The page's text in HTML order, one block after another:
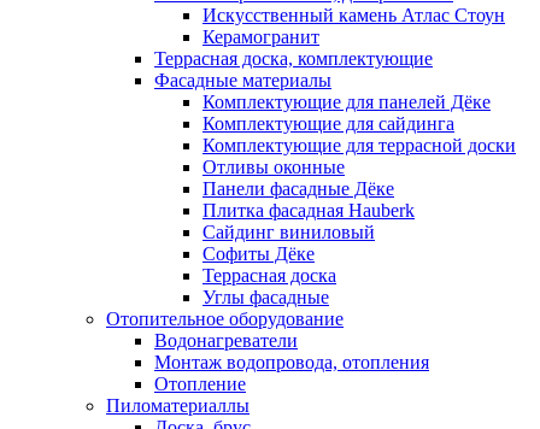
Искусственный камень Атлас Стоун
Керамогранит
Террасная доска, комплектующие
Фасадные материалы
Комплектующие для панелей Дёке
Комплектующие для сайдинга
Комплектующие для террасной доски
Отливы оконные
Панели фасадные Дёке
Плитка фасадная Hauberk
Сайдинг виниловый
Софиты Дёке
Террасная доска
Углы фасадные
Отопительное оборудование
Водонагреватели
Монтаж водопровода, отопления
Отопление
Пиломатериаллы